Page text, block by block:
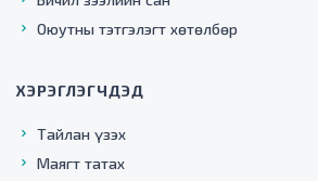
Оюутны тэтгэлэгт хөтөлбөр
ХЭРЭГЛЭГЧДЭД
Тайлан үзэх
Маягт татах